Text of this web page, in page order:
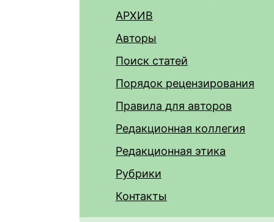
АРХИВ
Авторы
Поиск статей
Порядок рецензирования
Правила для авторов
Редакционная коллегия
Редакционная этика
Рубрики
Контакты